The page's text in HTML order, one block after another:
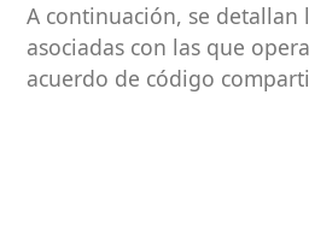
A continuación, se detallan
asociadas con las que
acuerdo de código